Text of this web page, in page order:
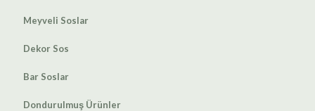
Meyveli Soslar
Dekor Sos
Bar Soslar
Dondurulmuş Ürünler